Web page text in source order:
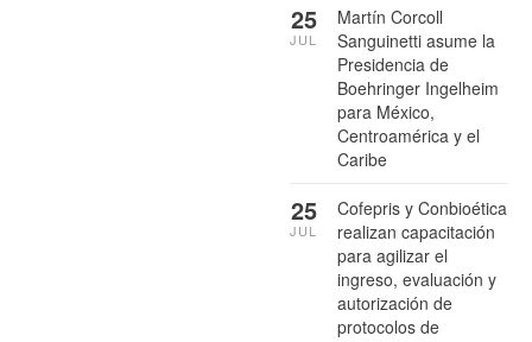
Martín Corcoll
Sanguinetti asume la
Presidencia de
Boehringer Ingelheim
para México,
Centroamérica y el
Caribe
25
JUL
Cofepris y Conbioética
realizan capacitación
para agilizar el
ingreso, evaluación y
autorización de
protocolos de
25
JUL